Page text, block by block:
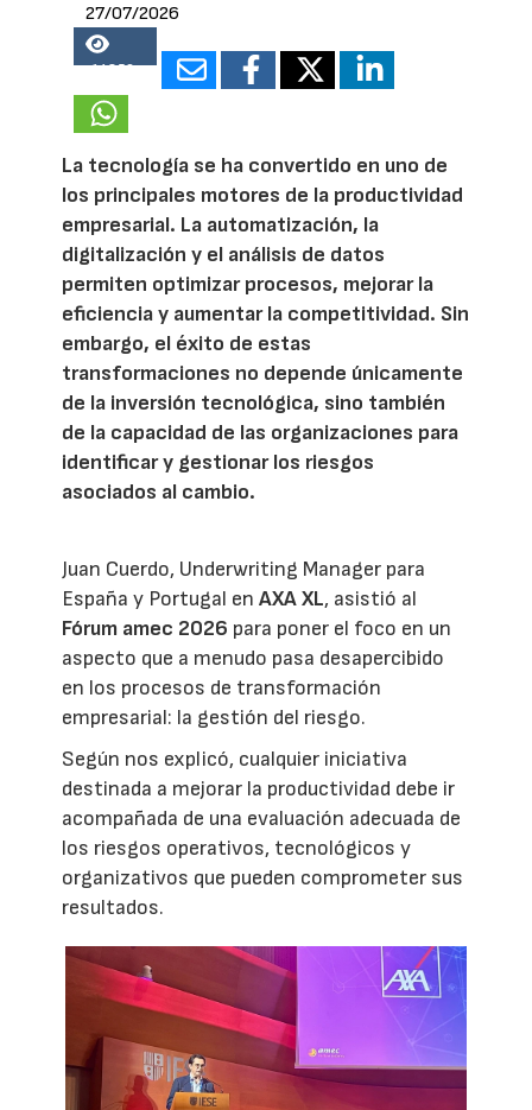
27/07/2026
14856
La tecnología se ha convertido en uno de
los principales motores de la productividad
empresarial. La automatización, la
digitalización y el análisis de datos
permiten optimizar procesos, mejorar la
eficiencia y aumentar la competitividad. Sin
embargo, el éxito de estas
transformaciones no depende únicamente
de la inversión tecnológica, sino también
de la capacidad de las organizaciones para
identificar y gestionar los riesgos
asociados al cambio.
Juan Cuerdo, Underwriting Manager para
España y Portugal enAXA XL, asistió al
Fórum amec 2026 para poner el foco en un
aspecto que a menudo pasa desapercibido
en los procesos de transformación
empresarial: la gestión del riesgo.
Según nos explicó, cualquier iniciativa
destinada a mejorar la productividad debe ir
acompañada de una evaluación adecuada de
los riesgos operativos, tecnológicos y
organizativos que pueden comprometer sus
resultados.